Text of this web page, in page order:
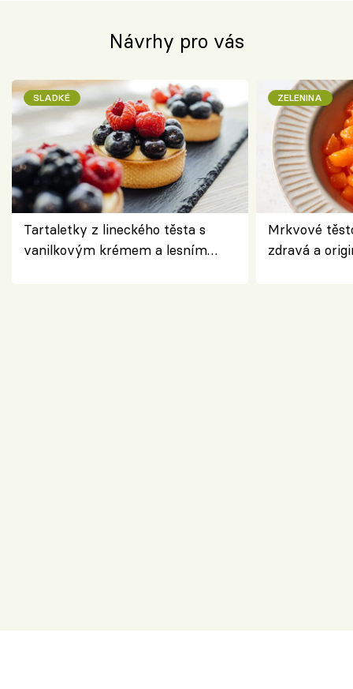
Návrhy pro vás
SLADKÉ
Tartaletky z lineckého těsta s
vanilkovým krémem a lesním
ZELENINA
Mrkvové
zdravá a